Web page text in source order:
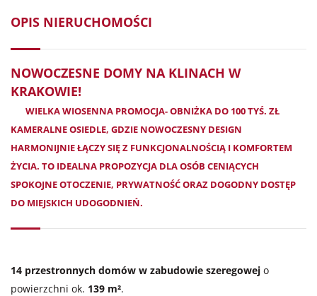
OPIS NIERUCHOMOŚCI
NOWOCZESNE DOMY NA KLINACH W
KRAKOWIE!
WIELKA WIOSENNA PROMOCJA- OBNIŻKA DO 100 TYŚ. ZŁ
KAMERALNE OSIEDLE, GDZIE NOWOCZESNY DESIGN
HARMONIJNIE ŁĄCZY SIĘ Z FUNKCJONALNOŚCIĄ I KOMFORTEM
ŻYCIA. TO IDEALNA PROPOZYCJA DLA OSÓB CENIĄCYCH
SPOKOJNE OTOCZENIE, PRYWATNOŚĆ ORAZ DOGODNY DOSTĘP
DO MIEJSKICH UDOGODNIEŃ.
14 przestronnych domów w zabudowie szeregowej o
powierzchni ok. 139 m².